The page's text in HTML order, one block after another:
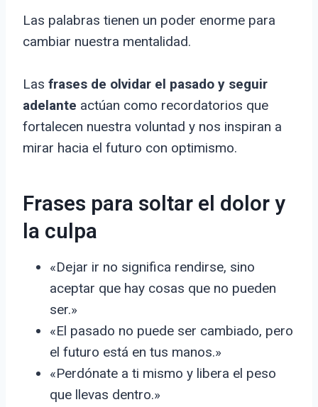
Las palabras tienen un poder enorme para
cambiar nuestra mentalidad.
Las frases de olvidar el pasado y seguir
adelante actúan como recordatorios que
fortalecen nuestra voluntad y nos inspiran a
mirar hacia el futuro con optimismo.
Frases para soltar el dolor y
la culpa
«Dejar ir no significa rendirse, sino
aceptar que hay cosas que no pueden
ser.»
«El pasado no puede ser cambiado, pero
el futuro está en tus manos.»
«Perdónate a ti mismo y libera el peso
que llevas dentro.»